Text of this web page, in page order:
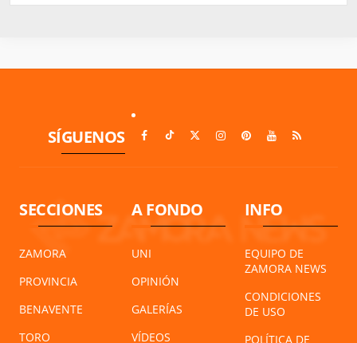
SÍGUENOS
SECCIONES
ZAMORA
PROVINCIA
BENAVENTE
TORO
A FONDO
UNI
OPINIÓN
GALERÍAS
VÍDEOS
INFO
EQUIPO DE
ZAMORA NEWS
CONDICIONES
DE USO
POLÍTICA DE